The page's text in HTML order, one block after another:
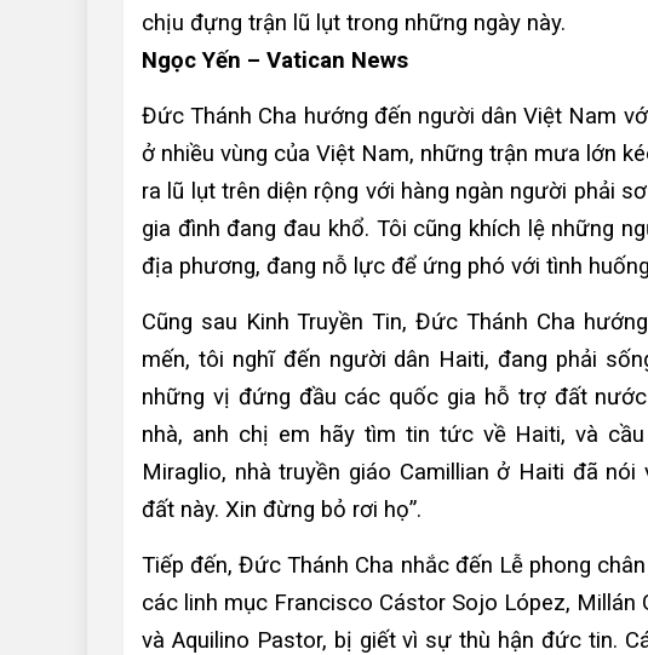
chịu đựng trận lũ lụt trong những ngày này.
Ngọc Yến – Vatican News
Đức Thánh Cha hướng đến người dân Việt Nam
ở nhiều vùng của Việt Nam, những trận mưa lớn
ra lũ lụt trên diện rộng với hàng ngàn người phải
gia đình đang đau khổ. Tôi cũng khích lệ những
địa phương, đang nỗ lực để ứng phó với tình
Cũng sau Kinh Truyền Tin, Đức Thánh Cha
mến, tôi nghĩ đến người dân Haiti, đang phải
những vị đứng đầu các quốc gia hỗ trợ đất
nhà, anh chị em hãy tìm tin tức về Haiti, và
Miraglio, nhà truyền giáo Camillian ở Haiti đã
đất này. Xin đừng bỏ rơi họ”.
Tiếp đến, Đức Thánh Cha nhắc đến Lễ phong
các linh mục Francisco Cástor Sojo López, Millán
và Aquilino Pastor, bị giết vì sự thù hận đức tin.